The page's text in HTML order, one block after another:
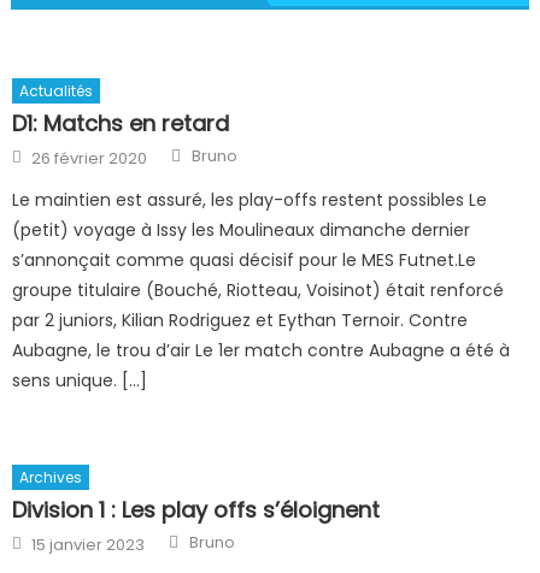
Actualités
D1: Matchs en retard
Posted
on
26 février 2020 Author
Bruno
Le maintien est assuré, les play-offs restent possibles Le
(petit) voyage à Issy les Moulineaux dimanche dernier
s’annonçait comme quasi décisif pour le MES Futnet.Le
groupe titulaire (Bouché, Riotteau, Voisinot) était renforcé
par 2 juniors, Kilian Rodriguez et Eythan Ternoir. Contre
Aubagne, le trou d’air Le 1er match contre Aubagne a été à
sens unique. […]
Archives
Division 1 : Les play offs s’éloignent
Posted
on
15 janvier 2023 Author
Bruno